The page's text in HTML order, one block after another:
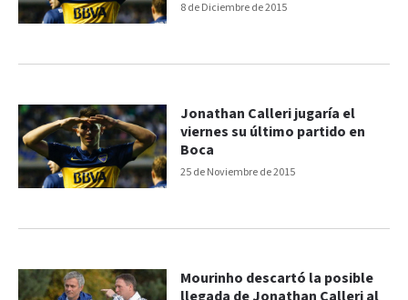
8 de Diciembre de 2015
25 de Noviembre de 2015
Jonathan Calleri jugaría el
viernes su último partido en
Boca
Mourinho descartó la posible